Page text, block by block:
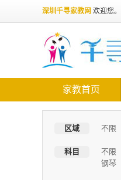
深圳千寻家教网 欢迎您。
家教首页
区域 不限
科目 不限
钢琴